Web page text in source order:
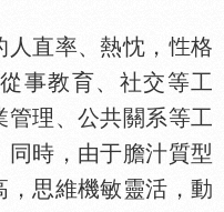
直率、熱忱，
格
事教育、社交等工
管理、公共關系等工
時，由于膽汁質型
，思維機敏靈活，動